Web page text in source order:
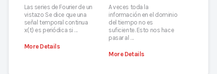
Las series de Fourier de un
vistazo Se dice que una
señal temporal continua
x(t) es periódica si …
More Details
A veces toda la
información en el dominio
del tiempo no es
suficiente. Esto nos hace
pasar al …
More Details